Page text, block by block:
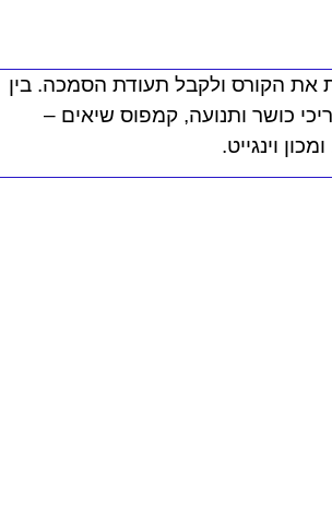
את הקורס ולקבל תעודת הסמכה. בין
כושר ותנועה, קמפוס שיאים –
וינגייט.